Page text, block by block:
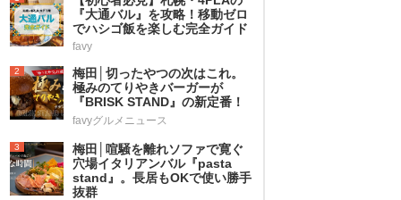
『大通バル』を攻略！移動ゼロ
でハシゴ飯を楽しむ完全ガイド
favy
2
梅田│切ったやつの次はこれ。
極みのてりやきバーガーが
『BRISK STAND』の新定番！
favyグルメニュース
3
梅田│喧騒を離れソファで寛ぐ
穴場イタリアンバル『pasta
stand』。長居もOKで使い勝手
抜群